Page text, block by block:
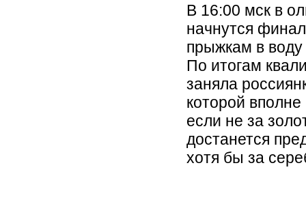
В 16:00 мск в
начнутся
прыжкам в
По итогам
заняла
которой
если не за
достанется
хотя бы за